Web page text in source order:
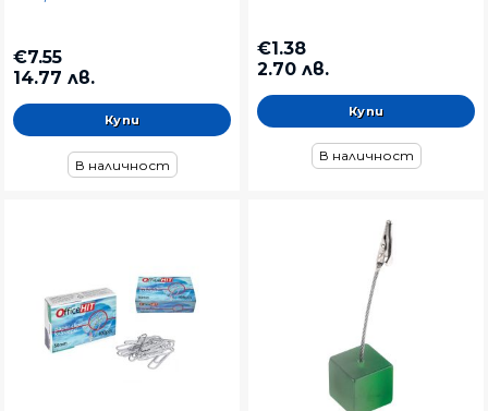
€7.55
14.77 лв.
В наличност
€1.38
2.70 лв.
В наличност